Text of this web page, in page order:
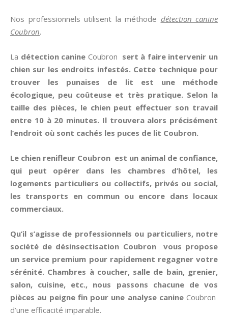
Nos professionnels utilisent la méthode détection canine
Coubron.
La détection canine Coubron sert à faire intervenir un
chien sur les endroits infestés. Cette technique pour
trouver les punaises de lit est une méthode
écologique, peu coûteuse et très pratique. Selon la
taille des pièces, le chien peut effectuer son travail
entre 10 à 20 minutes. Il trouvera alors précisément
l’endroit où sont cachés les puces de lit Coubron.
Le chien renifleur Coubron est un animal de confiance,
qui peut opérer dans les chambres d’hôtel, les
logements particuliers ou collectifs, privés ou social,
les transports en commun ou encore dans locaux
commerciaux.
Qu’il s’agisse de professionnels ou particuliers, notre
société de désinsectisation Coubron vous propose
un service premium pour rapidement regagner votre
sérénité. Chambres à coucher, salle de bain, grenier,
salon, cuisine, etc., nous passons chacune de vos
pièces au peigne fin pour une analyse canineCoubron
d’une efficacité imparable.